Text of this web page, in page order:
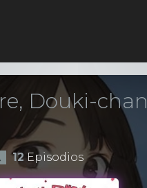
Douki-chan
12 Episodios